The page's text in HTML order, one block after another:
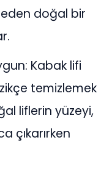
doğal bir
Kabak lifi
temizlemek
liflerin yüzeyi,
çıkarırken